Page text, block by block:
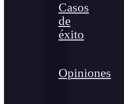
Casos
de
éxito
Opiniones